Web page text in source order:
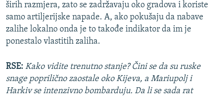
širih razmjera, zato se zadržavaju oko gradova i koriste
samo artiljerijske napade. A, ako pokušaju da nabave
zalihe lokalno onda je to takođe indikator da im je
ponestalo vlastitih zaliha.
RSE: Kako vidite trenutno stanje? Čini se da su ruske
snage poprilično zaostale oko Kijeva, a Mariupolj i
Harkiv se intenzivno bombarduju. Da li se sada rat